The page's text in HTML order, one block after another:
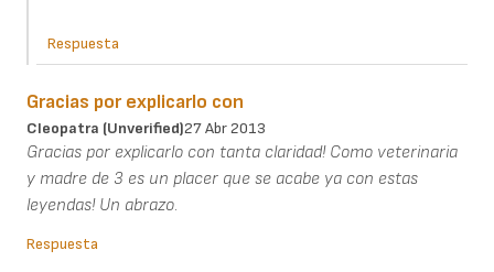
Respuesta
Gracias por explicarlo con
Cleopatra (unverified)27 Abr 2013
Gracias por explicarlo con tanta claridad! Como veterinaria
y madre de 3 es un placer que se acabe ya con estas
leyendas! Un abrazo.
Respuesta